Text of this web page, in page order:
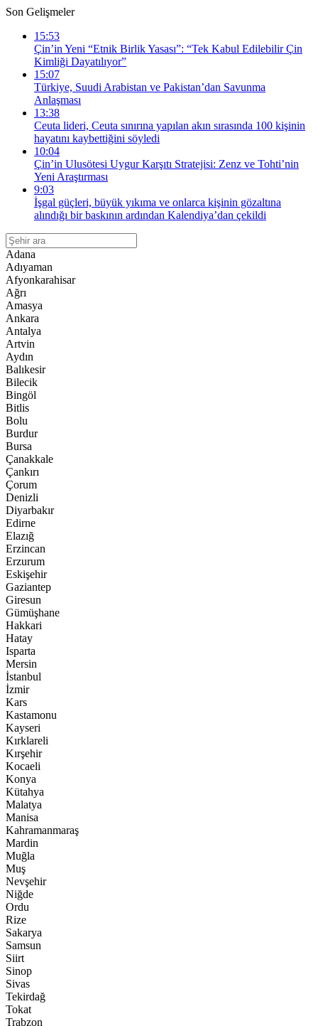
Son Gelişmeler
15:53
Çin’in Yeni “Etnik Birlik Yasası”: “Tek Kabul Edilebilir Çin
Kimliği Dayatılıyor”
15:07
Türkiye, Suudi Arabistan ve Pakistan’dan Savunma
Anlaşması
13:38
Ceuta lideri, Ceuta sınırına yapılan akın sırasında 100 kişinin
hayatını kaybettiğini söyledi
10:04
Çin’in Ulusötesi Uygur Karşıtı Stratejisi: Zenz ve Tohti’nin
Yeni Araştırması
9:03
İşgal güçleri, büyük yıkıma ve onlarca kişinin gözaltına
alındığı bir baskının ardından Kalendiya’dan çekildi
Adana
Adıyaman
Afyonkarahisar
Ağrı
Amasya
Ankara
Antalya
Artvin
Aydın
Balıkesir
Bilecik
Bingöl
Bitlis
Bolu
Burdur
Bursa
Çanakkale
Çankırı
Çorum
Denizli
Diyarbakır
Edirne
Elazığ
Erzincan
Erzurum
Eskişehir
Gaziantep
Giresun
Gümüşhane
Hakkari
Hatay
Isparta
Mersin
İstanbul
İzmir
Kars
Kastamonu
Kayseri
Kırklareli
Kırşehir
Kocaeli
Konya
Kütahya
Malatya
Manisa
Kahramanmaraş
Mardin
Muğla
Muş
Nevşehir
Niğde
Ordu
Rize
Sakarya
Samsun
Siirt
Sinop
Sivas
Tekirdağ
Tokat
Trabzon